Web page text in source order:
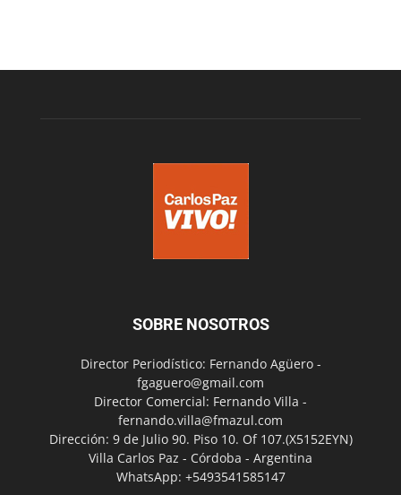
SOBRE NOSOTROS
Director Periodístico: Fernando Agüero -
fgaguero@gmail.com
Director Comercial: Fernando Villa -
fernando.villa@fmazul.com
Dirección: 9 de Julio 90. Piso 10. Of 107.(X5152EYN)
Villa Carlos Paz - Córdoba - Argentina
WhatsApp: +5493541585147